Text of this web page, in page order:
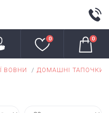
0 0
ВОВНИ ДОМАШНІ ТАПОЧКИ